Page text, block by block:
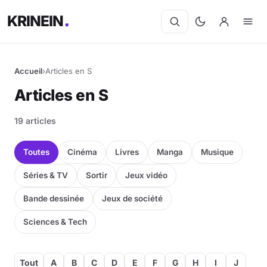
KRINEIN
Cinéma
Séries
Manga
BD
Livres
Jeux vidéo
Jeux de société
Accueil›Articles en S
Articles en S
19 articles
Toutes Cinéma Livres Manga Musique
Séries & TV Sortir Jeux vidéo
Bande dessinée Jeux de société
Sciences & Tech
Tout A B C D E F G H I
J